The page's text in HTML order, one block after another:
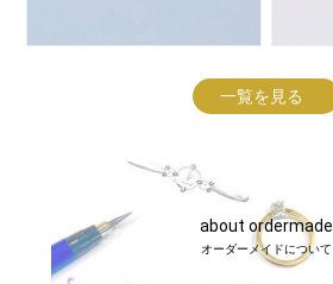
一覧を見る
about ordermade
オーダーメイドについて